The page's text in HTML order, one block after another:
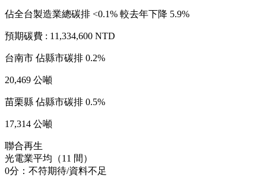
佔全台製造業總碳排 <0.1% 較去年下降 5.9%
預期碳費 : 11,334,600 NTD
台南市 佔縣市碳排 0.2%
20,469 公噸
苗栗縣 佔縣市碳排 0.5%
17,314 公噸
聯合再生
光電業平均（11 間）
0分：不符期待/資料不足